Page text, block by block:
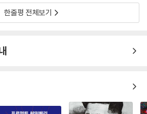
한줄평 전체보기